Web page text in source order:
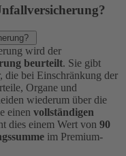
wird der
beurteilt. Sie gibt
die bei Einschränkung der
Organe und
wiederum über die
einen vollständigen
dies einem Wert von 90
im Premium-